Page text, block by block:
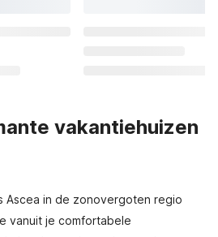
vakantiehuizen
Ascea in de zonovergoten regio
vanuit je comfortabele